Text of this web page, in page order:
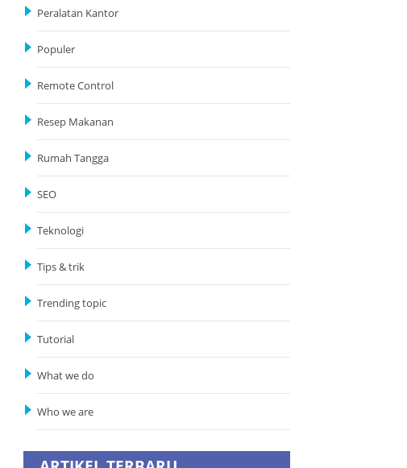
Peralatan Kantor
Populer
Remote Control
Resep Makanan
Rumah Tangga
SEO
Teknologi
Tips & trik
Trending topic
Tutorial
What we do
Who we are